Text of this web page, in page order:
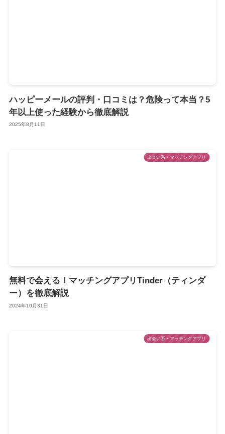
ハッピーメールの評判・口コミは？危険って本当？5
年以上使った経験から徹底解説
2025年8月11日
出会い系・マッチングアプリ
無料で会える！マッチングアプリTinder（ティンダ
ー）を徹底解説
2024年10月31日
出会い系・マッチングアプリ